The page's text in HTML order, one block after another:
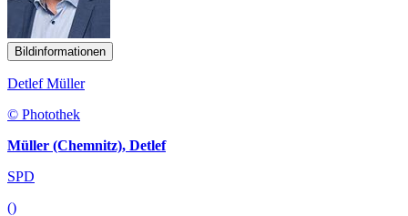
Bildinformationen
Detlef Müller
© Photothek
Müller (Chemnitz), Detlef
SPD
()